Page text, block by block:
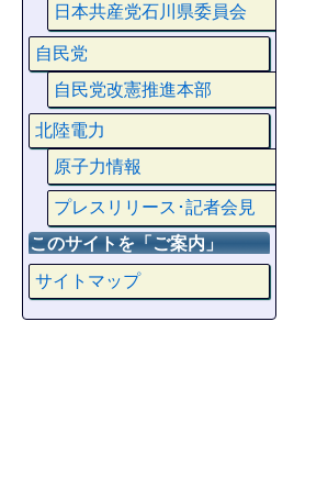
日本共産党石川県委員会
自民党
自民党改憲推進本部
北陸電力
原子力情報
プレスリリース･記者会見
このサイトを「ご案内」
サイトマップ